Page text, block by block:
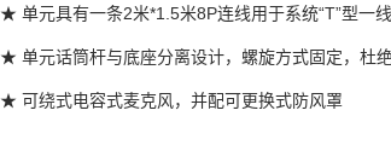
★ 单元具有一条2米*1.5米8P连线用于系统“T”型一
★ 单元话筒杆与底座分离设计，螺旋方式固定，杜
★ 可绕式电容式麦克风，并配可更换式防风罩